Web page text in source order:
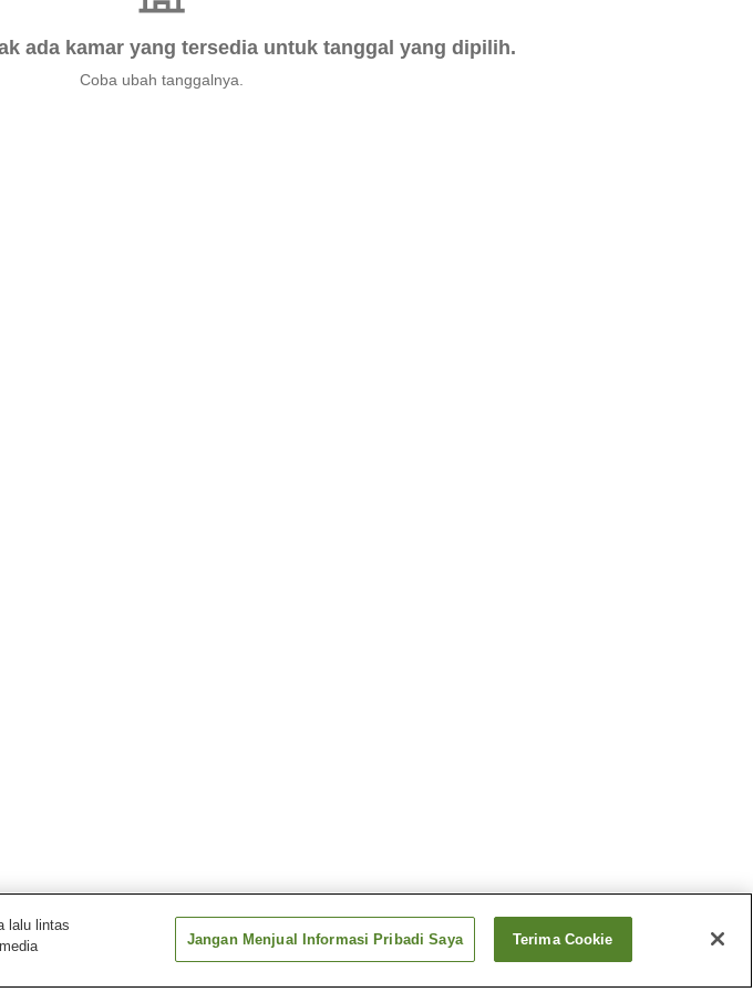
ada kamar yang tersedia untuk tanggal yang dipilih.
Coba ubah tanggalnya.
lalu lintas
Jangan Menjual Informasi Pribadi Saya Terima Cookie